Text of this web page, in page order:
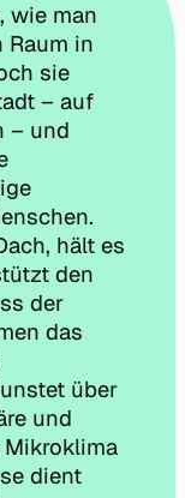
wie man
in
sie
– auf
– und
hält es
den
der
das
über
und
dient